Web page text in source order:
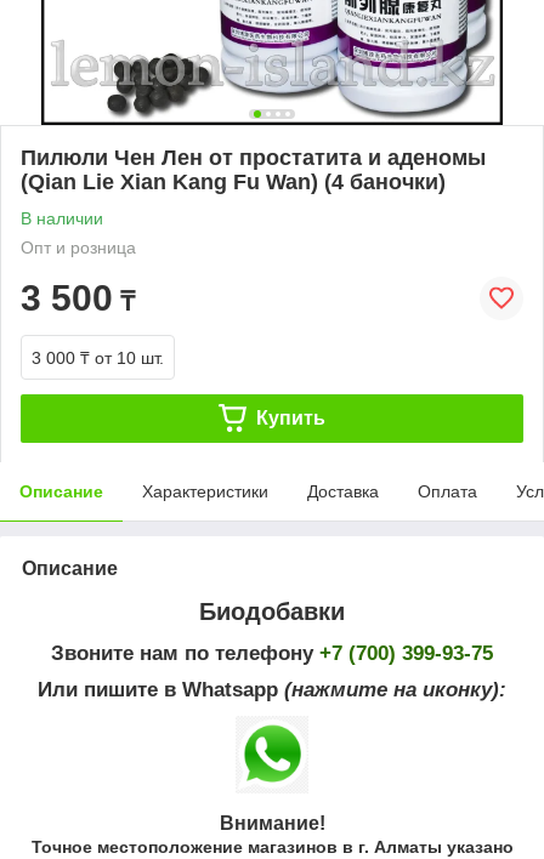
Пилюли Чен Лен от простатита и аденомы
(Qian Lie Xian Kang Fu Wan) (4 баночки)
В наличии
Опт и розница
3 500 ₸
3 000 ₸ от 10 шт.
Купить
Описание Характеристики Доставка Оплата
Описание
Биодобавки
Звоните нам по телефону +7 (700) 399-93-75
Или пишите в Whatsapp (нажмите на иконку):
Внимание!
Точное местоположение магазинов в г. Алматы указано